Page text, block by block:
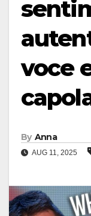
voce
By Anna
AUG 11, 2025